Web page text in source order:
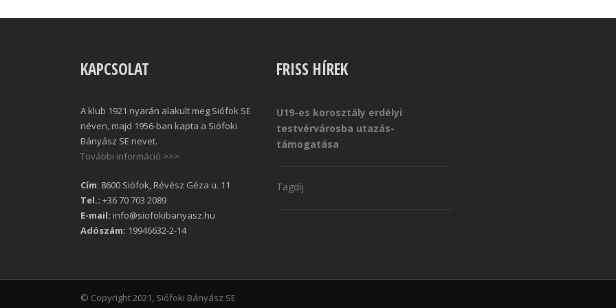
KAPCSOLAT
A klub 1921 nyarán alakult meg Siófok SE
néven, majd 1956-ban kapta a Siófoki
Bányász SE nevet.
További információ >>>
Cím: 8600 Siófok, Révész Géza u. 11
Tel.: +36 70 703 2089
E-mail: info@siofokibanyasz.hu
Adószám: 19946632-2-14
FRISS HÍREK
U19-es korosztály erdélyi
testvérvárosba utazás-
támogatása
Tagdíj
© Copyright 2021, Siófoki Bányász SE